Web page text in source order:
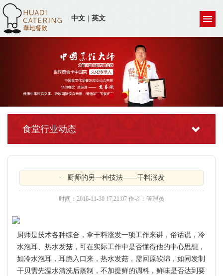
中文 英文
食堂行业动态
· 厨师的另一种技法——干料涨发
时间：2016-11-30 17:21:07 作者：管理员
厨师是技术各种综合，拿干料涨发一项工作来讲，俗话说，冷
水泡耳、热水发菇，可在实际工作中是否懂得他的中心思想，
如冷水泡耳，耳脆入口来，热水发菇，需回原软绵，如同发制
干贝需先温水清洗后蒸制，不加提鲜的调料，鲜味是否达到要